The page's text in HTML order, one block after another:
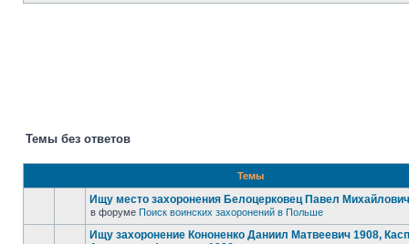
Темы без ответов
Темы
Ищу место захоронения Белоцерковец Павел
в форуме Поиск воинских захоронений в Польше
Ищу захоронение Кононенко Даниил Матвеевич 1908,